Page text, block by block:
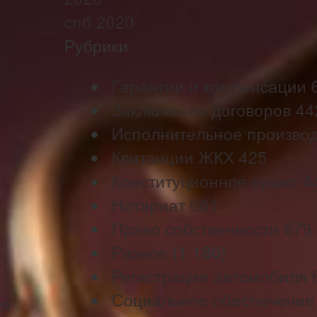
Рубрики
Гарантии и компенсации
Заключение договоров
Исполнительное
Квитанции ЖКХ 425
Конституционное право
Нотариат 661
Право собственности 679
Разное (1 180)
Регистрация автомобиля
Социальное обеспечение